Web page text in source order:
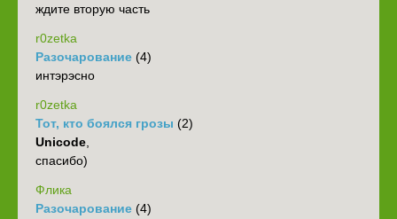
ждите вторую часть
r0zetka
Разочарование (4)
интэрэсно
r0zetka
Тот, кто боялся грозы (2)
Unicode
спасибо)
Флика
Разочарование (4)